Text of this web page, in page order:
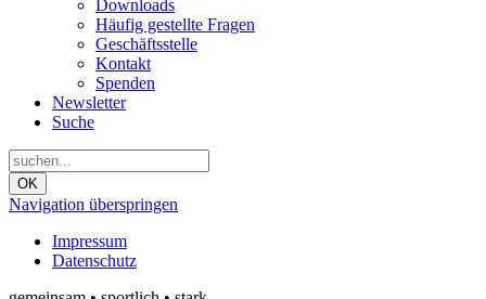
Downloads
Häufig gestellte Fragen
Geschäftsstelle
Kontakt
Spenden
Newsletter
Suche
OK
Navigation überspringen
Impressum
Datenschutz